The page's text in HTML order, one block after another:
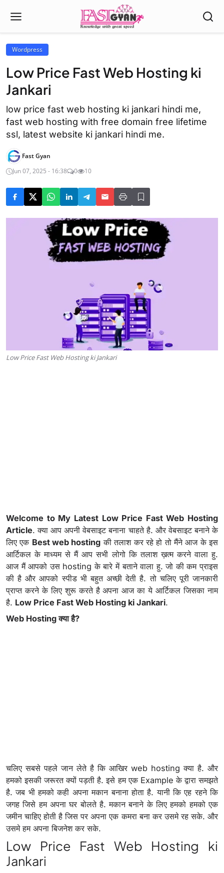
Wordpress
Low Price Fast Web Hosting ki
Jankari
low price fast web hosting ki jankari hindi me,
fast web hosting with free domain free lifetime
ssl, latest website ki jankari hindi me.
Fast Gyan
Jun 07, 2025 - 16:38
0 10
Low Price Fast Web Hosting ki Jankari
Welcome to My Latest Low Price Fast Web Hosting
Article. क्या आप अपनी वेबसाइट बनाना चाहते है. और वेबसाइट बनाने के
लिए एक Best web hosting की तलाश कर रहे हो तो मैंने आज के इस
आर्टिकल के माध्यम से मैं आप सभी लोगो कि तलाश ख़त्म करने वाला हु.
आज मैं आपको उस hosting के बारे में बताने वाला हु. जो की कम प्राइस
की है और आपको स्पीड भी बहुत अच्छी देती है. तो चलिए पूरी जानकारी
प्राप्त करने के लिए शुरू करते है अपना आज का ये आर्टिकल जिसका नाम
है. Low Price Fast Web Hosting ki Jankari.
Web Hosting क्या है?
चलिए सबसे पहले जान लेते है कि आखिर web hosting क्या है. और
हमको इसकी जरूरत क्यों पड़ती है. इसे हम एक Example के द्वारा समझते
है. जब भी हमको कही अपना मकान बनाना होता है. यानी कि एह रहने कि
जगह जिसे हम अपना घर बोलते है. मकान बनाने के लिए हमको हमको एक
जमीन चाहिए होती है जिस पर अपना एक कमरा बना कर उसमे रह सके. और
उसमे हम अपना बिजनेश कर सके.
Low Price Fast Web Hosting ki
Jankari